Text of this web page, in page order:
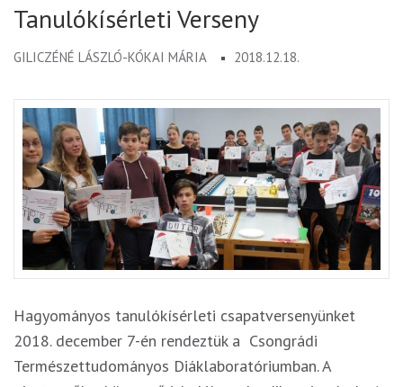
Tanulókísérleti Verseny
GILICZÉNÉ LÁSZLÓ-KÓKAI MÁRIA 2018.12.18.
Hagyományos tanulókísérleti csapatversenyünket
2018. december 7-én rendeztük a Csongrádi
Természettudományos Diáklaboratóriumban. A